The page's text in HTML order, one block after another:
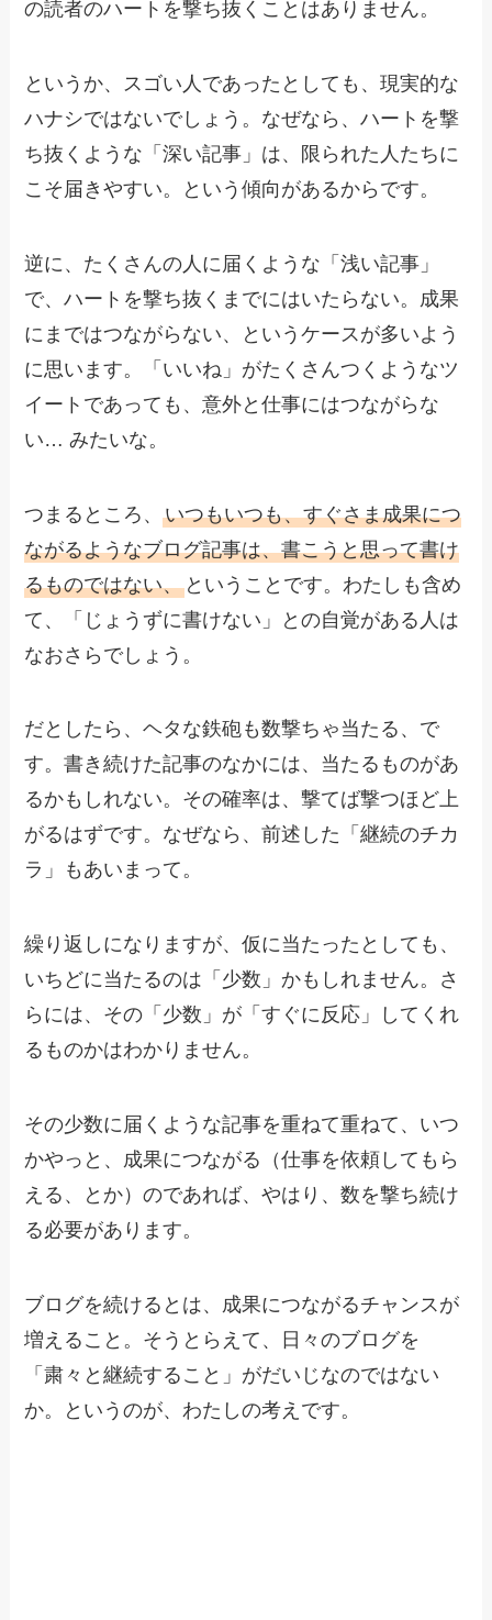
の読者のハートを撃ち抜くことはありません。
というか、スゴい人であったとしても、現実的な
ハナシではないでしょう。なぜなら、ハートを撃
ち抜くような「深い記事」は、限られた人たちに
こそ届きやすい。という傾向があるからです。
逆に、たくさんの人に届くような「浅い記事」
で、ハートを撃ち抜くまでにはいたらない。成果
にまではつながらない、というケースが多いよう
に思います。「いいね」がたくさんつくようなツ
イートであっても、意外と仕事にはつながらな
い… みたいな。
つまるところ、いつもいつも、すぐさま成果につ
ながるようなブログ記事は、書こうと思って書け
るものではない、 ということです。わたしも含め
て、「じょうずに書けない」との自覚がある人は
なおさらでしょう。
だとしたら、ヘタな鉄砲も数撃ちゃ当たる、で
す。書き続けた記事のなかには、当たるものがあ
るかもしれない。その確率は、撃てば撃つほど上
がるはずです。なぜなら、前述した「継続のチカ
ラ」もあいまって。
繰り返しになりますが、仮に当たったとしても、
いちどに当たるのは「少数」かもしれません。さ
らには、その「少数」が「すぐに反応」してくれ
るものかはわかりません。
その少数に届くような記事を重ねて重ねて、いつ
かやっと、成果につながる（仕事を依頼してもら
える、とか）のであれば、やはり、数を撃ち続け
る必要があります。
ブログを続けるとは、成果につながるチャンスが
増えること。そうとらえて、日々のブログを
「粛々と継続すること」がだいじなのではない
か。というのが、わたしの考えです。